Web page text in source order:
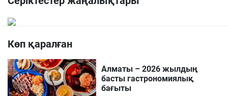
Көп қаралған
Алматы – 2026 жылдың
басты гастрономиялық
бағыты